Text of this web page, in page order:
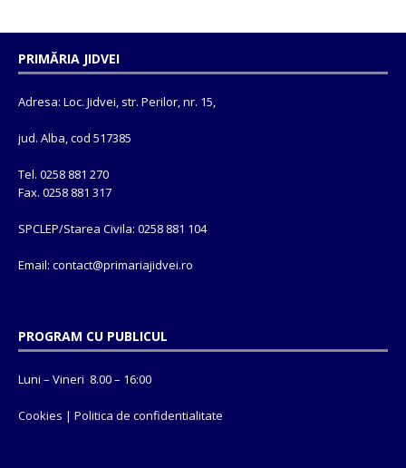
PRIMĂRIA JIDVEI
Adresa: Loc. Jidvei, str. Perilor, nr. 15,
jud. Alba, cod 517385
Tel. 0258 881 270
Fax. 0258 881 317
SPCLEP/Starea Civila: 0258 881 104
Email: contact@primariajidvei.ro
PROGRAM CU PUBLICUL
Luni – Vineri 8.00 – 16:00
Cookies | Politica de confidentialitate